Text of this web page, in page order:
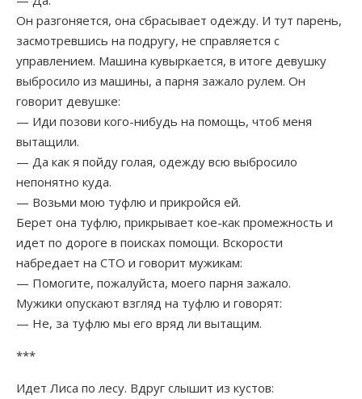
Он разгоняется, она сбрасывает одежду. И тут парень,
засмотревшись на подругу, не справляется с
управлением. Машина кувыркается, в итоге девушку
выбросило из машины, а парня зажало рулем. Он
говорит девушке:
— Иди позови кого-нибудь на помощь, чтоб меня
вытащили.
— Да как я пойду голая, одежду всю выбросило
непонятно куда.
— Возьми мою туфлю и прикройся ей.
Берет она туфлю, прикрывает кое-как промежность и
идет по дороге в поисках помощи. Вскорости
набредает на СТО и говорит мужикам:
— Помогите, пожалуйста, моего парня зажало.
Мужики опускают взгляд на туфлю и говорят:
— Не, за туфлю мы его вряд ли вытащим.
***
Идет Лиса по лесу. Вдруг слышит из кустов: